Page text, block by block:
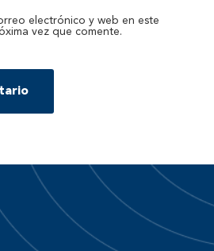
electrónico y web en este
vez que comente.